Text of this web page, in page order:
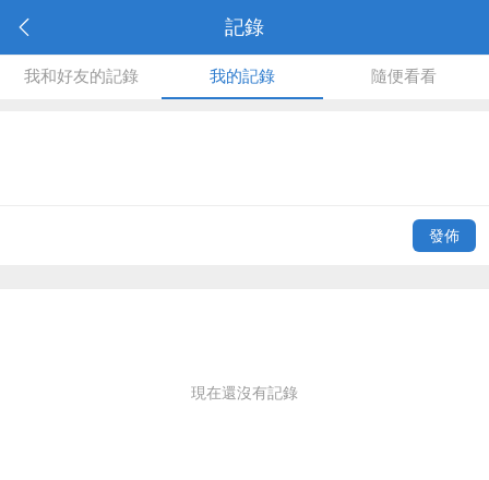
記錄
我和好友的記錄 我的記錄 隨便看看
發佈
現在還沒有記錄